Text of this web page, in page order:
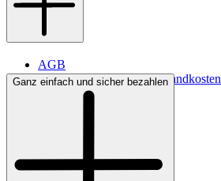
AGB
Lieferbedingungen & Versandkosten
Bezahlung
Ganz einfach und sicher bezahlen